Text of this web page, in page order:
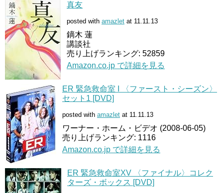
真友
posted with amazlet at 11.11.13
鏑木 蓮
講談社
売り上げランキング: 52859
Amazon.co.jp で詳細を見る
ER 緊急救命室 I 〈ファースト・シーズン〉
セット1 [DVD]
posted with amazlet at 11.11.13
ワーナー・ホーム・ビデオ (2008-06-05)
売り上げランキング: 1116
Amazon.co.jp で詳細を見る
ER 緊急救命室XV 〈ファイナル〉コレク
ターズ・ボックス [DVD]